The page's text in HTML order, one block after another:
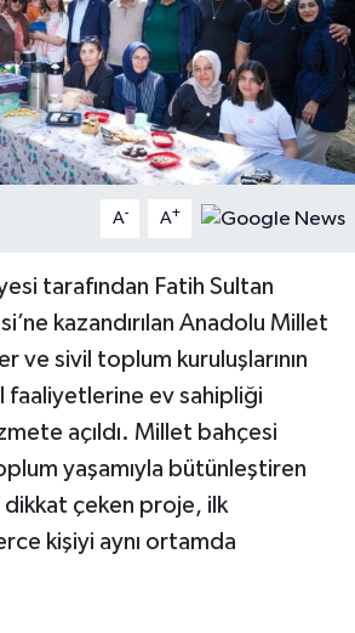
A- A+
tarafından Fatih Sultan
kazandırılan Anadolu Millet
ve sivil toplum kuruluşlarının
faaliyetlerine ev sahipliği
açıldı. Millet bahçesi
yaşamıyla bütünleştiren
çeken proje, ilk
kişiyi aynı ortamda
YAZI